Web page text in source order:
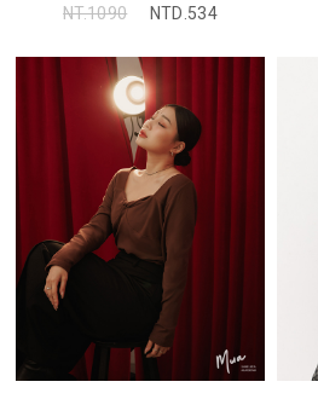
NT.1090
NTD.534